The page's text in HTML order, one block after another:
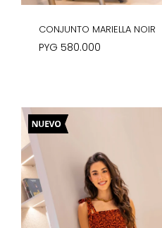
CONJUNTO MARIELLA NOIR
PYG 580.000